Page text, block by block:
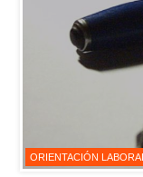
ORIENTACIÓN LABORAL